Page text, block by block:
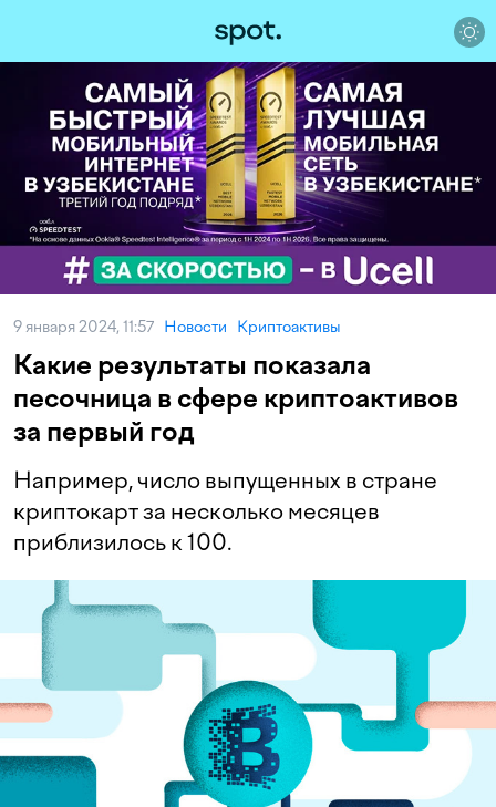
9 января 2024, 11:57 Новости Криптоактивы
Какие результаты показала
песочница в сфере криптоактивов
за первый год
Например, число выпущенных в стране
криптокарт за несколько месяцев
приблизилось к 100.